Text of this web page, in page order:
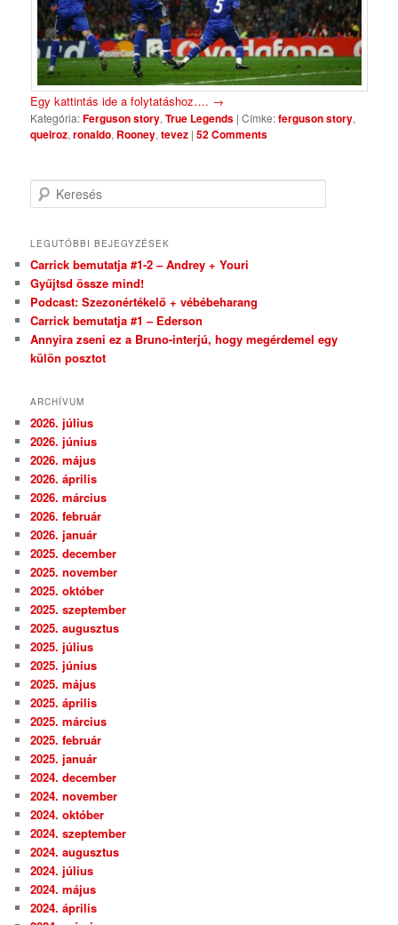
Egy kattintás ide a folytatáshoz…. →
Kategória:Ferguson story,True Legends |Címke:ferguson story,
queiroz,ronaldo, Rooney,tevez |52 Comments
Keresés
LEGUTÓBBI BEJEGYZÉSEK
Carrick bemutatja #1-2 – Andrey + Youri
Gyűjtsd össze mind!
Podcast: Szezonértékelő + vébébeharang
Carrick bemutatja #1 – Ederson
Annyira zseni ez a Bruno-interjú, hogy megérdemel egy
külön posztot
ARCHÍVUM
2026. július
2026. június
2026. május
2026. április
2026. március
2026. február
2026. január
2025. december
2025. november
2025. október
2025. szeptember
2025. augusztus
2025. július
2025. június
2025. május
2025. április
2025. március
2025. február
2025. január
2024. december
2024. november
2024. október
2024. szeptember
2024. augusztus
2024. július
2024. május
2024. április